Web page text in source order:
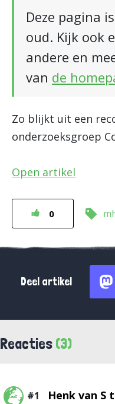
Deze pagina
oud. Kijk ook
andere en
van de
Zo blijkt uit een
onderzoeksgroep
Open artikel
0
Deel artikel
Reacties (3)
#1 Henk van S